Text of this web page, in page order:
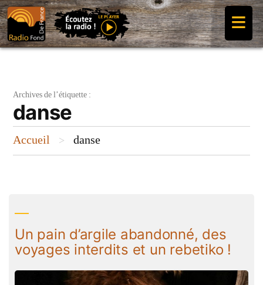
Aller
au
contenu
≡
Archives de l’étiquette :
danse
Accueil > danse
Un pain d’argile abandonné, des
voyages interdits et un rebetiko !